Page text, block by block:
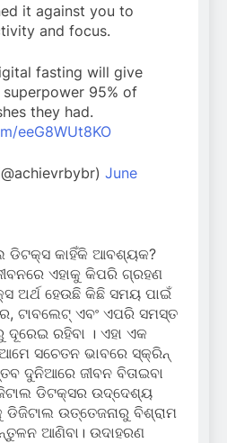
it against you to
and focus.
fasting will give
95% of
they had.
eeG8WUt8KO
June
ଡିଟକ୍ସ କାହିଁକି ଆବଶ୍ୟକ?
ଏହାକୁ କିପରି ଗ୍ରହଣ
ଅର୍ଥ ହେଉଛି କିଛି ସମୟ ପାଇଁ
ଟାବଲେଟ୍ ଏବଂ ଏପରି ସମସ୍ତ
ଦୂରେଇ ରହିବା । ଏହା ଏକ
ସଚେତନ ଭାବରେ ସ୍କ୍ରିନ୍
ଦୁନିଆରେ ଜୀବନ ବିତାଇବା
ଡିଟକ୍ସର ଉଦ୍ଦେଶ୍ୟ
ଉତ୍ତେଜନାରୁ ବିଶ୍ରାମ
ଆଣିବା। ଉଦାହରଣ